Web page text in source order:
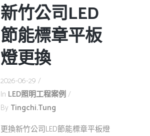
新竹公司LED
節能標章平板
燈更換
2026-06-29
In LED照明工程案例
By Tingchi.tung
更換新竹公司LED節能標章平板燈